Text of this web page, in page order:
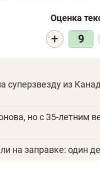
Оценка
+ 9
суперзвезду из
но с 35-летним
на заправке: один